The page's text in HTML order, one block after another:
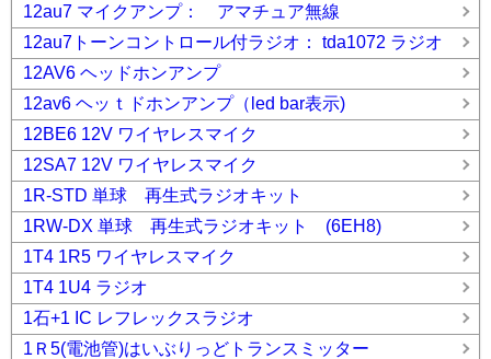
12au7 マイクアンプ： アマチュア無線
12au7トーンコントロール付ラジオ： tda1072 ラジオ
12AV6 ヘッドホンアンプ
12av6 ヘッｔドホンアンプ（led bar表示)
12BE6 12V ワイヤレスマイク
12SA7 12V ワイヤレスマイク
1R-STD 単球 再生式ラジオキット
1RW-DX 単球 再生式ラジオキット (6EH8)
1T4 1R5 ワイヤレスマイク
1T4 1U4 ラジオ
1石+1 IC レフレックスラジオ
1Ｒ5(電池管)はいぶりっどトランスミッター